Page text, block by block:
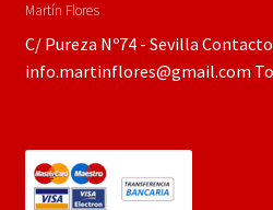
Martín Flores
C/ Pureza Nº74 - Sevilla
info.martinflores@gmail.com